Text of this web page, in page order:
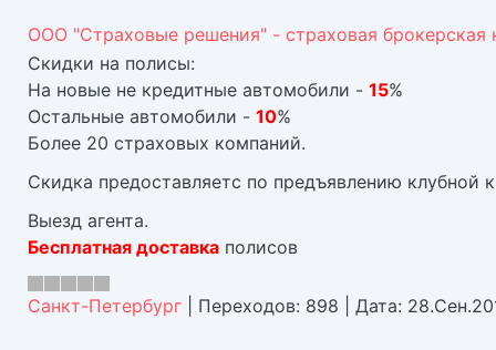
ООО "Страховые решения" - страховая брокерская
Скидки на полисы:
На новые не кредитные автомобили - 15%
Остальные автомобили - 10%
Более 20 страховых компаний.
Скидка предоставляетс по предъявлению клубной
Выезд агента.
Бесплатная доставкаполисов
Санкт-Петербург| Переходов: 898 Дата: